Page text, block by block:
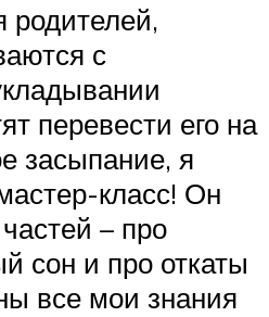
родителей,
с
перевести его на
засыпание, я
класс! Он
– про
сон и про откаты
все мои знания